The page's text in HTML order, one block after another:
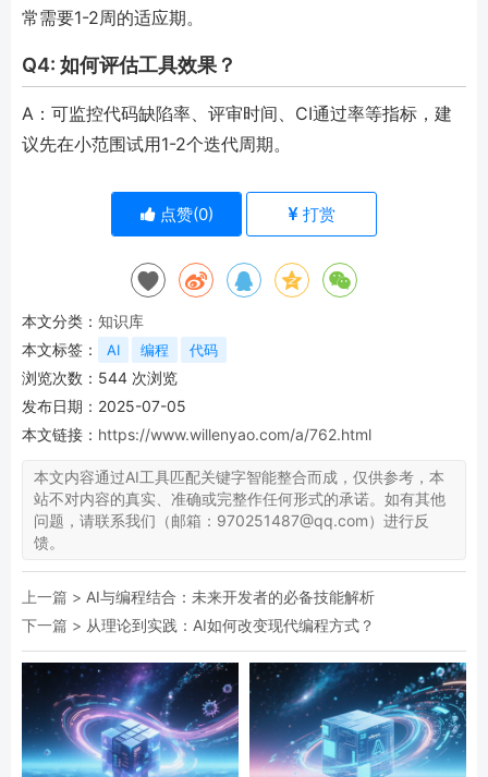
常需要1-2周的适应期。
Q4: 如何评估工具效果？
A：可监控代码缺陷率、评审时间、CI通过率等指标，建
议先在小范围试用1-2个迭代周期。
点赞(0) 打赏
本文分类： 知识库
本文标签：
AI 编程 代码
浏览次数： 544 次浏览
发布日期：2025-07-05
本文链接： https://www.willenyao.com/a/762.html
本文内容通过AI工具匹配关键字智能整合而成，仅供参考，本
站不对内容的真实、准确或完整作任何形式的承诺。如有其他
问题，请联系我们（邮箱：970251487@qq.com）进行反
馈。
上一篇 > AI与编程结合：未来开发者的必备技能解析
下一篇 > 从理论到实践：AI如何改变现代编程方式？